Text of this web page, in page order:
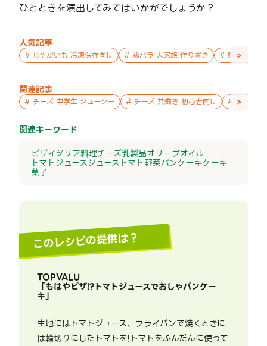
ひとときを演出してみてはいかがでしょうか？
人気記事
# じゃがいも 冷凍保存向け # 豚バラ 大家族 作り置き # 鮭 親子 作
>
関連記事
# チーズ 中学生 ジューシー # チーズ 共働き 初心者向け # チーズ
>
関連キーワード
ピザイタリア料理チーズ乳製品オリーブオイル
トマトジュースジュース トマト野菜パンケーキケーキ
菓子
このレシピの提供は？
TOPVALU
「もはやピザ!?トマトジュースでおしゃパンケー
キ」
生地にはトマトジュース、フライパンで焼くときに
は輪切りにしたトマトを!トマトをふんだんに使って